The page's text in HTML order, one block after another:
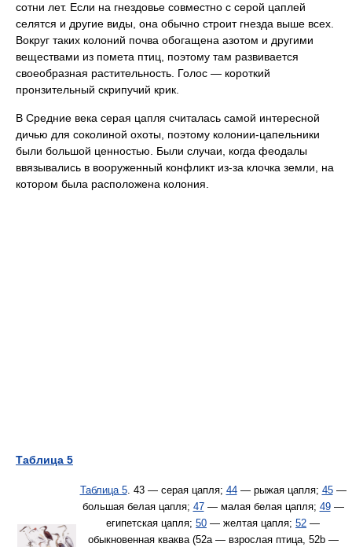
сотни лет. Если на гнездовье совместно с серой цаплей
селятся и другие виды, она обычно строит гнезда выше всех.
Вокруг таких колоний почва обогащена азотом и другими
веществами из помета птиц, поэтому там развивается
своеобразная растительность. Голос — короткий
пронзительный скрипучий крик.
В Средние века серая цапля считалась самой интересной
дичью для соколиной охоты, поэтому колонии-цапельники
были большой ценностью. Были случаи, когда феодалы
ввязывались в вооруженный конфликт из-за клочка земли, на
котором была расположена колония.
Таблица 5
Таблица 5. 43 — серая цапля; 44— рыжая цапля; 45—
большая белая цапля; 47— малая белая цапля; 49—
египетская цапля; 50 — желтая цапля; 52 —
обыкновенная кваква (52a — взрослая птица, 52b —